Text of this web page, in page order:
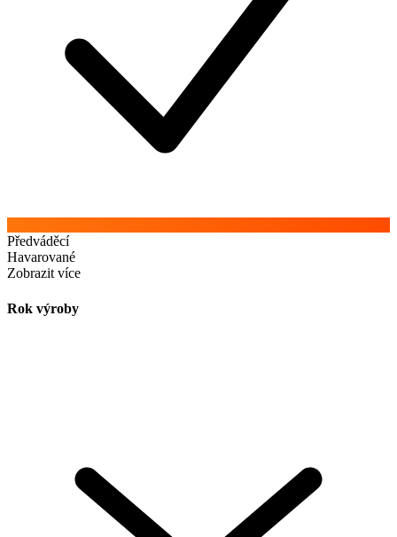
Předváděcí
Havarované
Zobrazit více
Rok výroby